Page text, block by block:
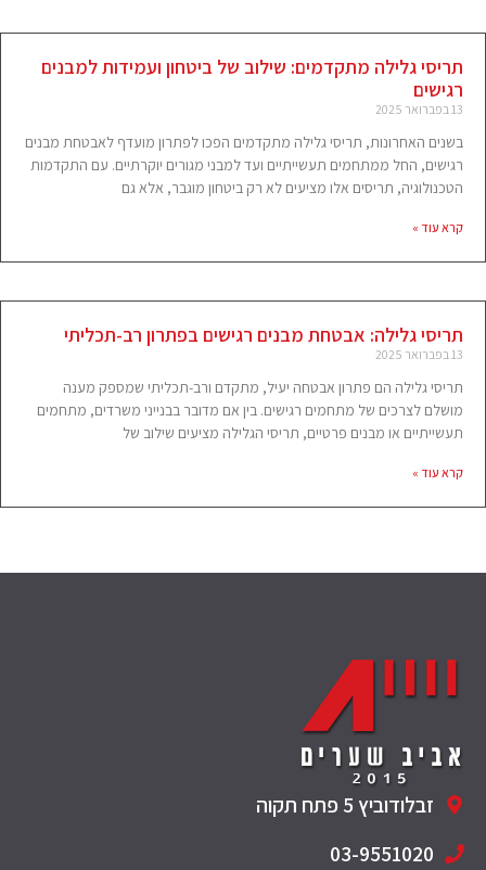
תריסי גלילה מתקדמים: שילוב של ביטחון ועמידות למבנים
רגישים
13 בפברואר 2025
בשנים האחרונות, תריסי גלילה מתקדמים הפכו לפתרון מועדף לאבטחת מבנים
רגישים, החל ממתחמים תעשייתיים ועד למבני מגורים יוקרתיים. עם התקדמות
הטכנולוגיה, תריסים אלו מציעים לא רק ביטחון מוגבר, אלא גם
קרא עוד »
תריסי גלילה: אבטחת מבנים רגישים בפתרון רב-תכליתי
13 בפברואר 2025
תריסי גלילה הם פתרון אבטחה יעיל, מתקדם ורב-תכליתי שמספק מענה
מושלם לצרכים של מתחמים רגישים. בין אם מדובר בבנייני משרדים, מתחמים
תעשייתיים או מבנים פרטיים, תריסי הגלילה מציעים שילוב של
קרא עוד »
זבלודוביץ 5 פתח תקוה
03-9551020